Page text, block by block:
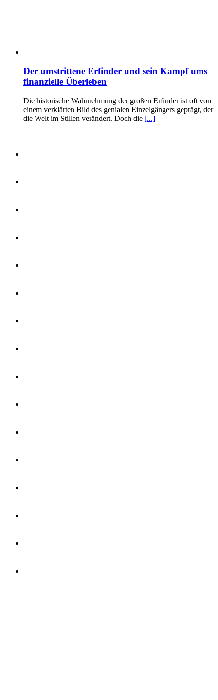
Der umstrittene Erfinder und sein Kampf ums
finanzielle Überleben
Die historische Wahrnehmung der großen Erfinder ist oft von
einem verklärten Bild des genialen Einzelgängers geprägt, der
die Welt im Stillen verändert. Doch die [...]